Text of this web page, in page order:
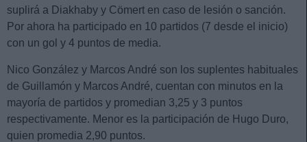
suplirá a Diakhaby y Cömert en caso de lesión o sanción.
Por ahora ha participado en 10 partidos (7 desde el inicio)
con un gol y 4 puntos de media.
Nico González y Marcos André son los suplentes habituales
de Guillamón y Marcos André, cuentan con minutos en la
mayoría de partidos y promedian 3,25 y 3 puntos
respectivamente. Menor es la participación de Hugo Duro,
quien promedia 2,90 puntos.